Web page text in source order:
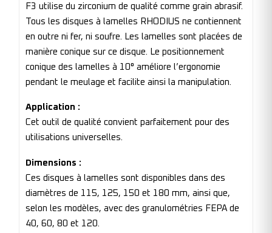
F3 utilise du zirconium de qualité comme grain abrasif.
Tous les disques à lamelles RHODIUS ne contiennent
en outre ni fer, ni soufre. Les lamelles sont placées de
manière conique sur ce disque. Le positionnement
conique des lamelles à 10° améliore l’ergonomie
pendant le meulage et facilite ainsi la manipulation.
Application :
Cet outil de qualité convient parfaitement pour des
utilisations universelles.
Dimensions :
Ces disques à lamelles sont disponibles dans des
diamètres de 115, 125, 150 et 180 mm, ainsi que,
selon les modèles, avec des granulométries FEPA de
40, 60, 80 et 120.